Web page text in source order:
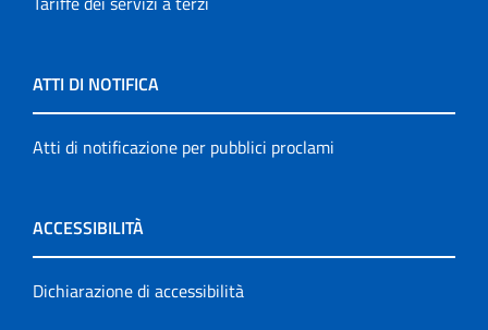
ATTI DI NOTIFICA
Atti di notificazione per pubblici proclami
ACCESSIBILITÀ
Dichiarazione di accessibilità